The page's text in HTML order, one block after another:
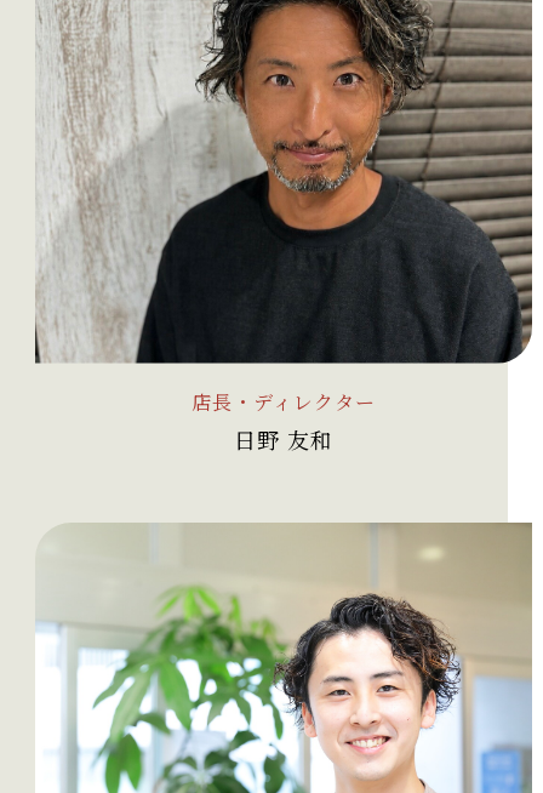
店長・ディレクター
日野 友和